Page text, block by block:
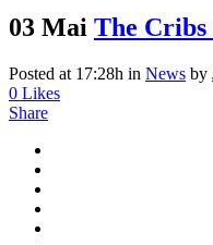
03 Mai The Cribs
Posted at 17:28h in News by
0 Likes
Share